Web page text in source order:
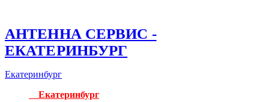
АНТЕННА СЕРВИС -
ЕКАТЕРИНБУРГ
Екатеринбург
Екатеринбург